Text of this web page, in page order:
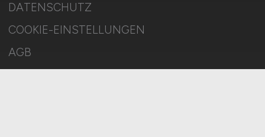
DATENSCHUTZ
COOKIE-EINSTELLUNGEN
AGB